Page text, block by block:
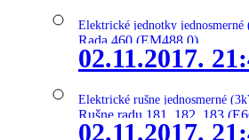
Elektrické jednotky jednosmerné
Rada 460 (EM488.0)
02.11.2017.
Elektrické rušne jednosmerné
Rušne radu 181, 182, 183
02.11.2017.